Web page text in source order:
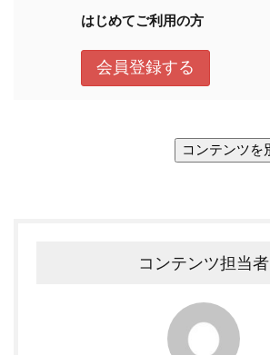
コンテンツ担当者